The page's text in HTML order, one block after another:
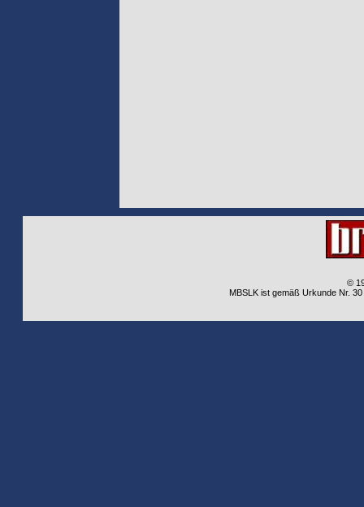
©
MBSLK ist gemäß Urkunde Nr.